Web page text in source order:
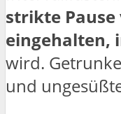
strikte Pause
eingehalten,
wird.
und